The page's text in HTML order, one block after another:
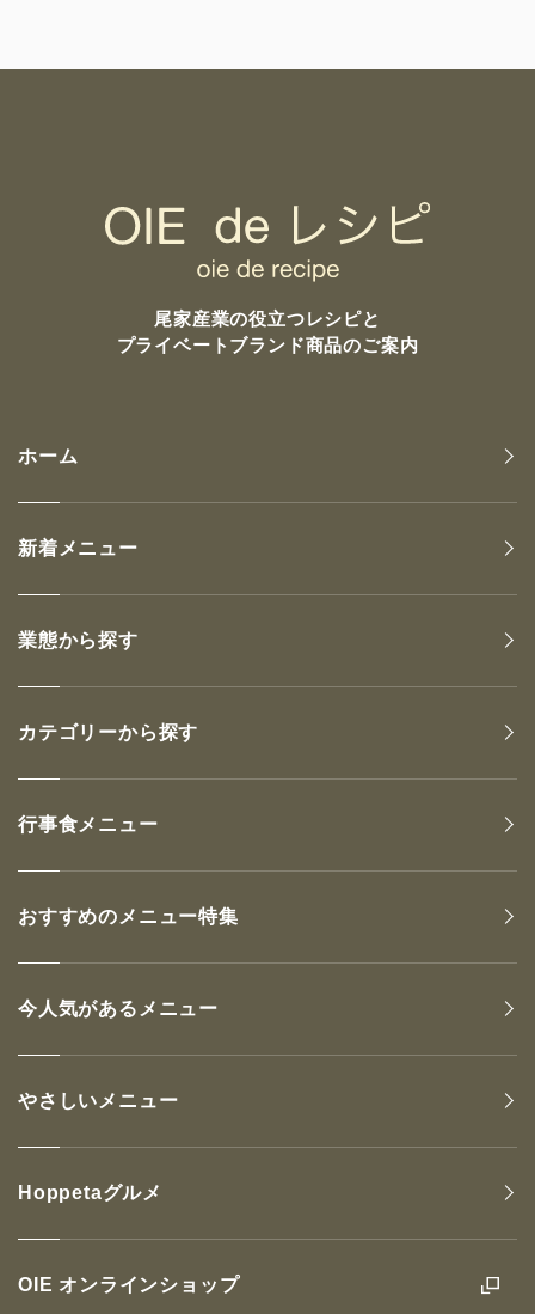
尾家産業の役立つレシピと
プライベートブランド商品のご案内
OIE オンラインショップ
ホーム
新着メニュー
業態から探す
カテゴリーから探す
行事食メニュー
おすすめのメニュー特集
今人気があるメニュー
やさしいメニュー
Hoppetaグルメ